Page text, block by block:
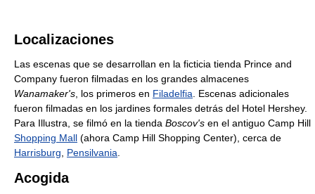
Localizaciones
Las escenas que se desarrollan en la ficticia tienda Prince and
Company fueron filmadas en los grandes almacenes
Wanamaker's , los primeros en Filadelfia . Escenas adicionales
fueron filmadas en los jardines formales detrás del Hotel Hershey.
Para Illustra, se filmó en la tienda Boscov's en el antiguo Camp Hill
Shopping Mall (ahora Camp Hill Shopping Center), cerca de
Harrisburg
Pensilvania
Acogida